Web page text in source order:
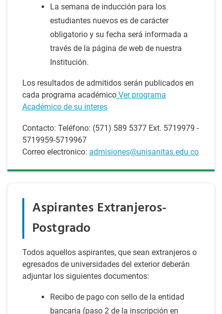
La semana de inducción para los
estudiantes nuevos es de carácter
obligatorio y su fecha será informada a
través de la página de web de nuestra
Institución.
Los resultados de admitidos serán publicados en
cada programa académico Ver programa
Académico de su interes
Contacto: Teléfono: (571) 589 5377 Ext. 5719979 -
5719959-5719967
Correo electronico: admisiones@unisanitas.edu.co
Aspirantes Extranjeros-
Postgrado
Todos aquellos aspirantes, que sean extranjeros o
egresados de universidades del exterior deberán
adjuntar los siguientes documentos:
Recibo de pago con sello de la entidad
bancaria (paso 2 de la inscripción en